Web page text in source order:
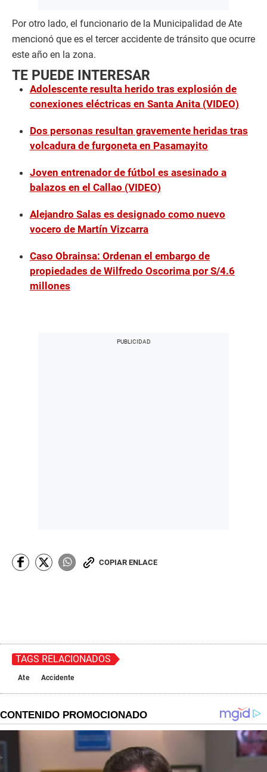
Por otro lado, el funcionario de la Municipalidad de Ate
mencionó que es el tercer accidente de tránsito que ocurre
este año en la zona.
TE PUEDE INTERESAR
Adolescente resulta herido tras explosión de
conexiones eléctricas en Santa Anita (VIDEO)
Dos personas resultan gravemente heridas tras
volcadura de furgoneta en Pasamayito
Joven entrenador de fútbol es asesinado a
balazos en el Callao (VIDEO)
Alejandro Salas es designado como nuevo
vocero de Martín Vizcarra
Caso Obrainsa: Ordenan el embargo de
propiedades de Wilfredo Oscorima por S/4.6
millones
COPIAR ENLACE
TAGS RELACIONADOS
Ate Accidente